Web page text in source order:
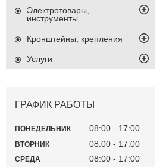
Электротовары,
инструменты
Кронштейны, крепления
Услуги
ГРАФИК РАБОТЫ
ПОНЕДЕЛЬНИК 08:00 17:00
ВТОРНИК 08:00 17:00
СРЕДА 08:00 17:00